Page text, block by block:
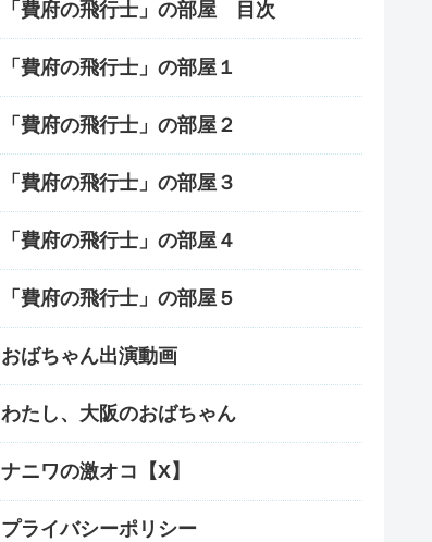
「費府の飛行士」の部屋 目次
「費府の飛行士」の部屋１
「費府の飛行士」の部屋２
「費府の飛行士」の部屋３
「費府の飛行士」の部屋４
「費府の飛行士」の部屋５
おばちゃん出演動画
わたし、大阪のおばちゃん
ナニワの激オコ【X】
プライバシーポリシー